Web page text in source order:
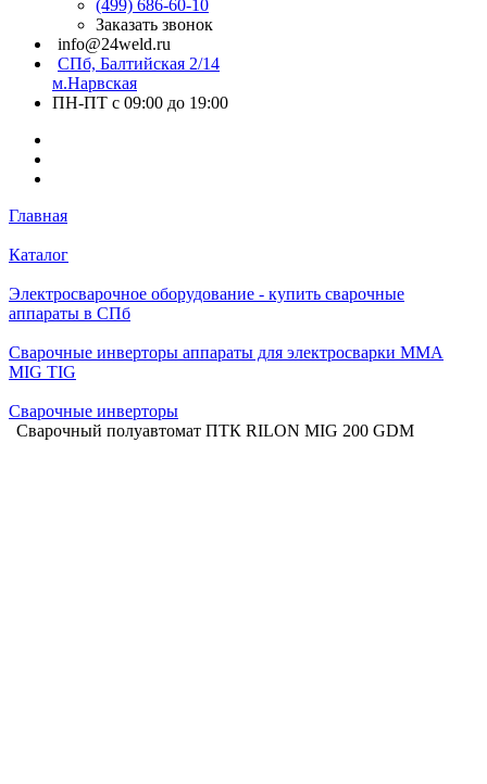
(499) 686-60-10
Заказать звонок
info@24weld.ru
СПб, Балтийская 2/14
м.Нарвская
ПН-ПТ с 09:00 до 19:00
Главная
Каталог
Электросварочное оборудование - купить сварочные
аппараты в СПб
Сварочные инверторы аппараты для электросварки MMA
MIG TIG
Сварочные инверторы
Сварочный полуавтомат ПТК RILON MIG 200 GDM